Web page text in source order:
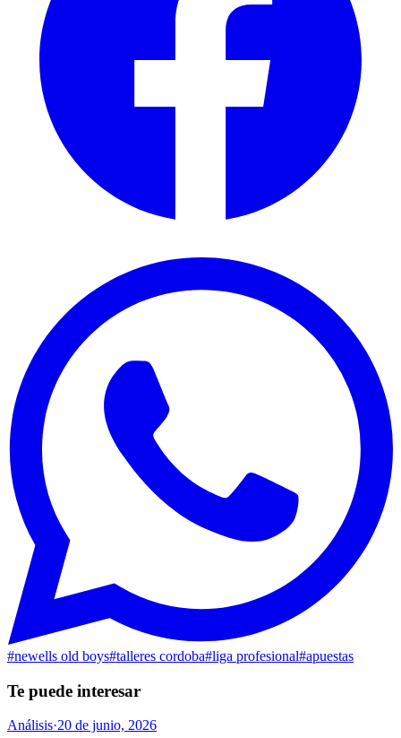
#newells old boys#talleres cordoba#liga profesional#apuestas
Te puede interesar
Análisis·20 de junio, 2026